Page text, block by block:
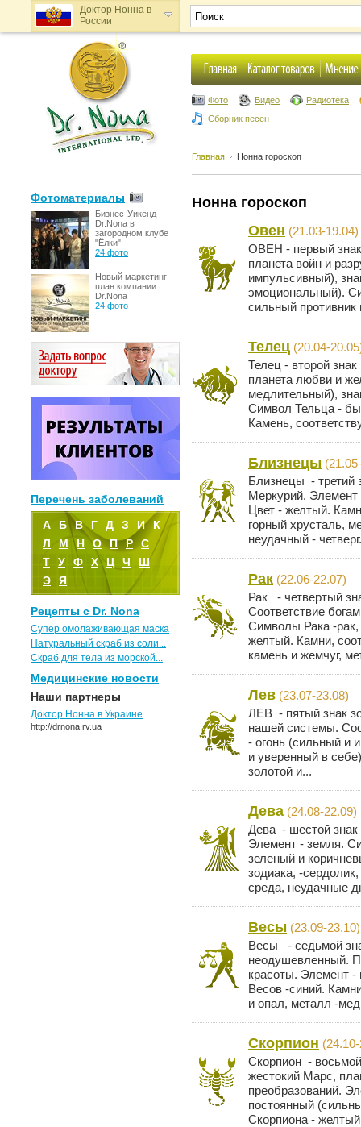
Доктор Нонна в
России
Доктор Нонна в
Украине
Фото Видео
Радиотека
Сборник песен
Главная Нонна гороскоп
Фотоматериалы
Бизнес-Уикенд
Dr.Nona в
загородном клубе
"Ёлки"
24 фото
Новый маркетинг-
план компании
Dr.Nona
24 фото
Перечень заболеваний
А
Б В Г Д З И
К
Л
М Н О П Р
С
Т
У Ф Х Ц Ч
Ш
Э
Я
Рецепты с Dr. Nona
Супер омолаживающая маска
Натуральный скраб из соли...
Скраб для тела из морской...
Медицинские новости
Наши партнеры
Доктор Нонна в Украине
http://drnona.rv.ua
Нонна гороскоп
Овен (21.03-19.04)
ОВЕН - первый
планета войн и
импульсивный),
эмоциональный).
сильный
Телец (20.04-
Телец - второй
планета любви и
медлительный),
Символ Тельца -
Камень,
Близнецы
Близнецы - третий
Меркурий.
Цвет - желтый.
горный хрусталь,
неудачный -
Рак (22.06-22.07)
Рак - четвертый
Соответствие
Символы Рака -
желтый. Камни,
камень и жемчуг,
Лев (23.07-23.08)
ЛЕВ - пятый знак
нашей системы.
- огонь (сильный и
и уверенный в
золотой и...
Дева (24.08-22.09)
Дева - шестой знак
Элемент - земля.
зеленый и
зодиака, -
среда, неудачные
Весы (23.09-23.10)
Весы - седьмой
неодушевленный.
красоты. Элемент
Весов -синий.
и опал, металл -
Скорпион
Скорпион -
жестокий Марс,
преобразований.
постоянный
Скорпиона -